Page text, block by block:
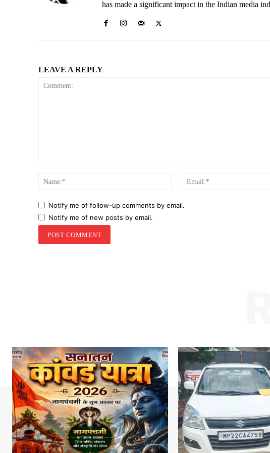
has made a significant impact in the Indian media
LEAVE A REPLY
Name:*
Notify me of follow-up comments by email.
Notify me of new posts by email.